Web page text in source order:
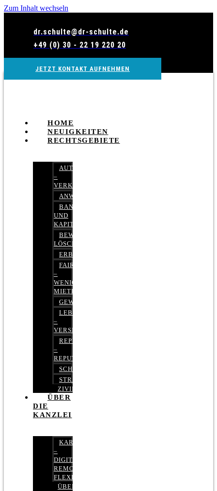
Zum Inhalt wechseln
dr.schulte@dr-schulte.de
+49 (0) 30 - 22 19 220 20
JETZT KONTAKT AUFNEHMEN
HOME
NEUIGKEITEN
RECHTSGEBIETE
AUTOBETRUG
–
VERKEHRSRECHT
ANWALTSHAFTUNGSRECHT
BANK-
UND
KAPITALMARKTRECHT
BEWERTUNGEN
LÖSCHEN
ERBRECHT
FAIRMIETEN
–
WENIGER
MIETE
GEWERBERECHT
LEBENSVERSICHERUNG
–
VERSICHERUNGSRECHT
REPUTATIONSRECHT
–
REPUTATIONSMANAGEMENT
SCHUFARECHT
STRAFRECHT
ZIVILRECHT
ÜBER
DIE
KANZLEI
KARRIERE
–
DIGITAL,
REMOTE,
FLEXIBEL
ÜBER